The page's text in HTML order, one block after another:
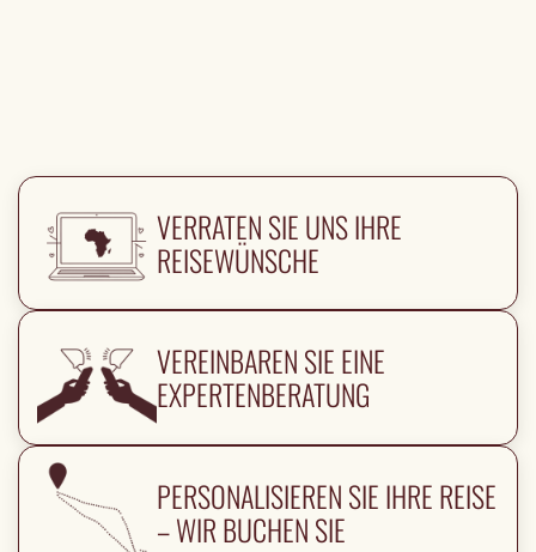
VERRATEN SIE UNS IHRE
REISEWÜNSCHE
VEREINBAREN SIE EINE
EXPERTENBERATUNG
PERSONALISIEREN SIE IHRE REISE
– WIR BUCHEN SIE